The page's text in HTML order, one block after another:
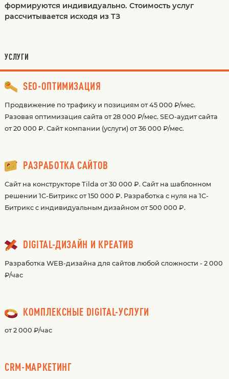
формируются индивидуально. Стоимость услуг
рассчитывается исходя из ТЗ
УСЛУГИ
SEO-ОПТИМИЗАЦИЯ
Продвижение по трафику и позициям от 45 000 ₽/мес.
Разовая оптимизация сайта от 28 000 ₽/мес. SEO-аудит сайта
от 20 000 ₽. Сайт компании (услуги) от 36 000 ₽/мес.
РАЗРАБОТКА САЙТОВ
Сайт на конструкторе Tilda от 30 000 ₽. Сайт на шаблонном
решении 1С-Битрикс от 150 000 ₽. Разработка с нуля на 1С-
Битрикс с индивидуальным дизайном от 500 000 ₽.
DIGITAL-ДИЗАЙН И КРЕАТИВ
Разработка WEB-дизайна для сайтов любой сложности - 2 000
₽/час
КОМПЛЕКСНЫЕ DIGITAL-УСЛУГИ
от 2 000 ₽/час
CRM-МАРКЕТИНГ